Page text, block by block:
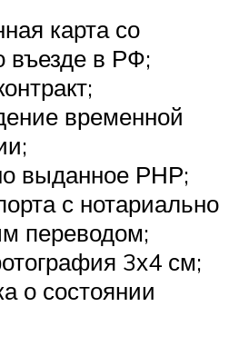
карта со
въезде в РФ;
временной
выданное РНР;
с нотариально
переводом;
3х4 см;
о состоянии